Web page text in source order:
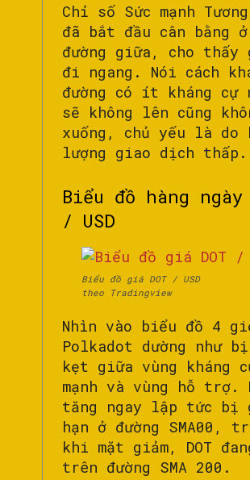
Chỉ số Sức mạnh
đã bắt đầu cân bằng ở
đường giữa, cho thấy
đi ngang. Nói cách
đường có ít kháng cự
sẽ không lên cũng
xuống, chủ yếu là do
lượng giao dịch thấp.
Biểu đồ hàng ngày
/ USD
Biểu đồ giá DOT / USD
theo Tradingview
Nhìn vào biểu đồ 4
Polkadot dường như bị
kẹt giữa vùng kháng
mạnh và vùng hỗ trợ.
tăng ngay lập tức bị
hạn ở đường SMA00,
khi mặt giảm, DOT
trên đường SMA 200.